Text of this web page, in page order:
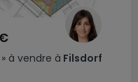
à vendre à Filsdorf